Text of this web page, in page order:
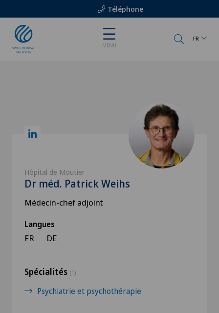
Téléphone
MENU
FR
Hôpital de Moutier
Dr méd. Patrick Weihs
Médecin-chef adjoint
Langues
FR DE
Spécialités (1)
Psychiatrie et psychothérapie